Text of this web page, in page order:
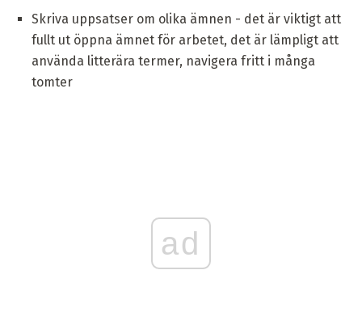
Skriva uppsatser om olika ämnen - det är viktigt att
fullt ut öppna ämnet för arbetet, det är lämpligt att
använda litterära termer, navigera fritt i många
tomter
ad